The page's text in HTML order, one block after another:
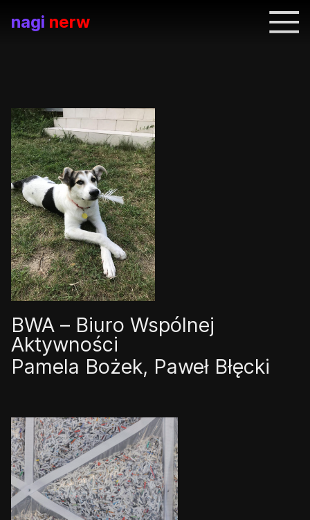
nagi nerw
BWA – Biuro Wspólnej
Aktywności
Pamela Bożek, Paweł Błęcki